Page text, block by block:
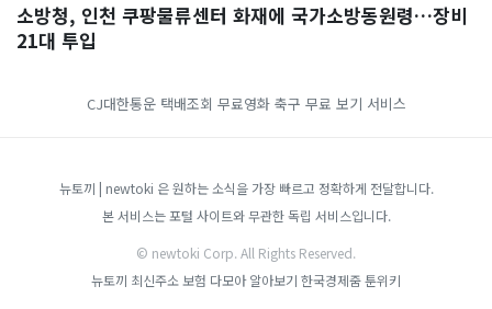
소방청, 인천 쿠팡물류센터 화재에 국가소방동원령…장비
21대 투입
CJ대한통운 택배조회 무료영화 축구 무료 보기 서비스
뉴토끼 | newtoki 은 원하는 소식을 가장 빠르고 정확하게 전달합니다.
본 서비스는 포털 사이트와 무관한 독립 서비스입니다.
© newtoki Corp. All Rights Reserved.
뉴토끼 최신주소보험 다모아 알아보기 한국경제줌툰위키